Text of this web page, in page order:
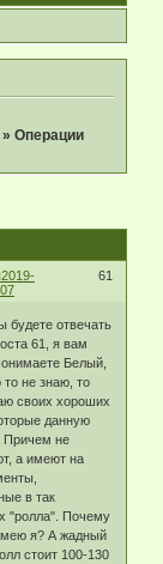
»Операции
61
2019-
будете отвечать
61, я вам
Белый,
то не знаю, то
своих хороших
данную
Причем не
а имеют на
в так
"ролла". Почему
я? А жадный
стоит 100-130